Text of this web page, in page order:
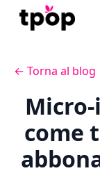
← Torna al blog
come